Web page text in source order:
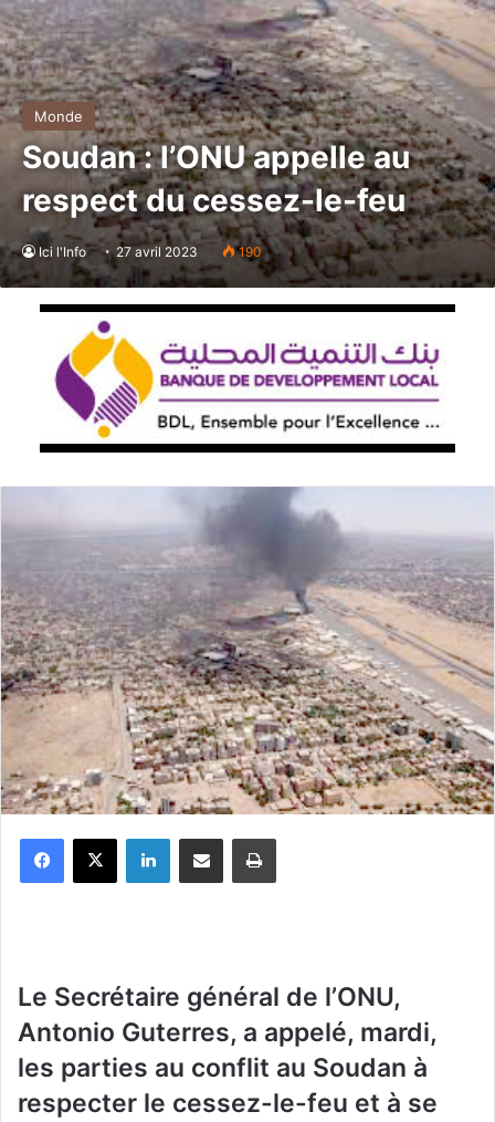
Monde
Soudan : l’ONU appelle au
respect du cessez-le-feu
Ici l'Info 27 avril 2023 190
Le Secrétaire général de l’ONU,
Antonio Guterres, a appelé, mardi,
les parties au conflit au Soudan à
respecter le cessez-le-feu et à se